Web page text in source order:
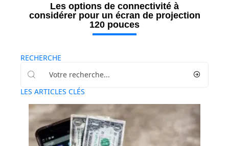
Les options de connectivité à
considérer pour un écran de projection
120 pouces
RECHERCHE
LES ARTICLES CLÉS